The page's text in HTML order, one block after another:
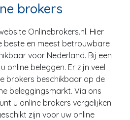
brokers
Onlinebrokers.nl. Hier
beste en meest betrouwbare
voor Nederland. Bij een
online beleggen. Er zijn veel
brokers beschikbaar op de
beleggingsmarkt. Via ons
u online brokers vergelijken
zijn voor uw online